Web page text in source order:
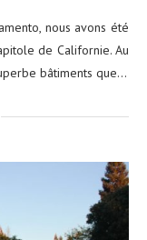
nous avons été
de Californie. Au
bâtiments que…